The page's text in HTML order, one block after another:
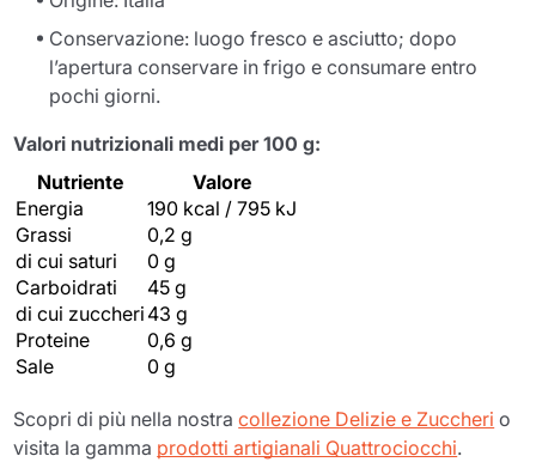
Conservazione: luogo fresco e asciutto; dopo
l’apertura conservare in frigo e consumare entro
pochi giorni.
Valori nutrizionali medi per 100 g:
Nutriente
Valore
Energia
190 kcal / 795 kJ
Grassi
0,2 g
di cui saturi
0 g
Carboidrati
45 g
di cui zuccheri 43 g
Proteine
0,6 g
Sale
0 g
Scopri di più nella nostracollezione Delizie e Zuccheri o
visita la gamma prodotti artigianali Quattrociocchi.